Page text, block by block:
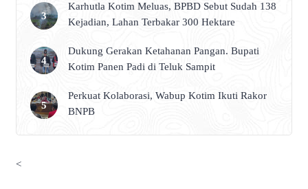
Karhutla Kotim Meluas, BPBD Sebut Sudah 138
Kejadian, Lahan Terbakar 300 Hektare
Dukung Gerakan Ketahanan Pangan. Bupati
Kotim Panen Padi di Teluk Sampit
Perkuat Kolaborasi, Wabup Kotim Ikuti Rakor
BNPB
<